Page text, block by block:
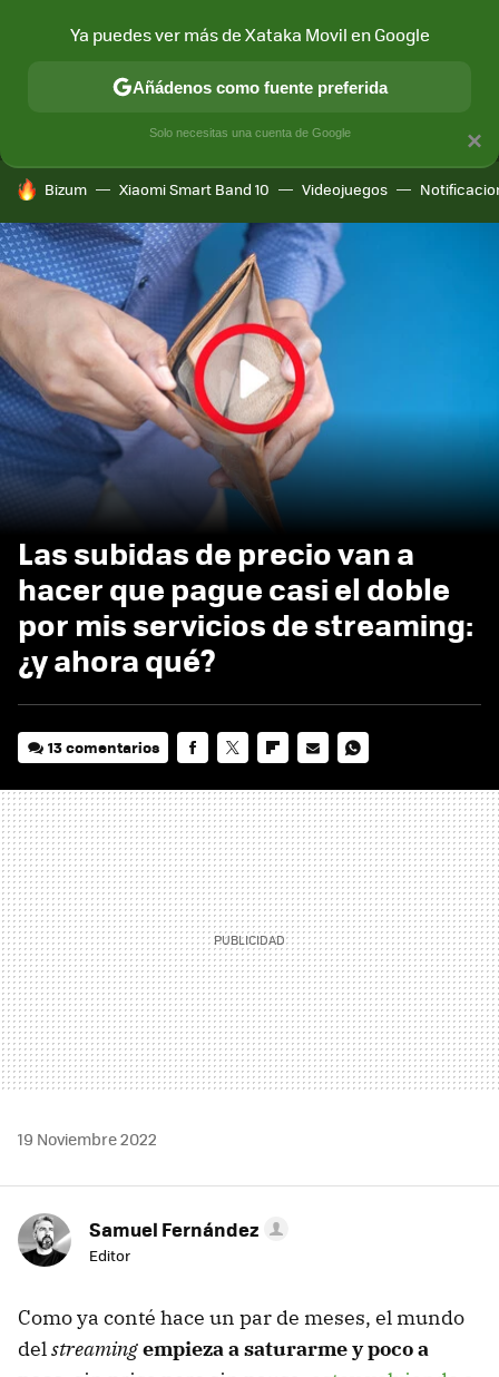
MÓVIL Y SOCIEDAD APLICACIONES
HOY SE HABLA DE
Bizum Xiaomi Smart Band 10 Videojuegos
Las subidas de precio van a
hacer que pague casi el doble
por mis servicios de streaming:
¿y ahora qué?
13 comentarios
MAIL
19 Noviembre 2022
Samuel Fernández
Editor
Como ya conté hace un par de meses, el mundo
delstreamingempieza a saturarme y poco a
×
Ya puedes ver más de Xataka Movil en Google
Añádenos como fuente preferida
Solo necesitas una cuenta de Google